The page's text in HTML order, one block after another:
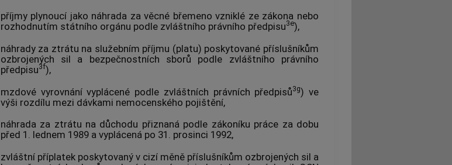
příjmy plynoucí jako náhrada za věcné břemeno vzniklé ze zákona nebo
rozhodnutím státního orgánu podle zvláštního právního předpisu3e),
náhrady za ztrátu na služebním příjmu (platu) poskytované příslušníkům
ozbrojených sil a bezpečnostních sborů podle zvláštního právního
předpisu3f),
mzdové vyrovnání vyplácené podle zvláštních právních předpisů3g) ve
výši rozdílu mezi dávkami nemocenského pojištění,
náhrada za ztrátu na důchodu přiznaná podle zákoníku práce za dobu
před 1. lednem 1989 a vyplácená po 31. prosinci 1992,
zvláštní příplatek poskytovaný v cizí měně příslušníkům ozbrojených sil a